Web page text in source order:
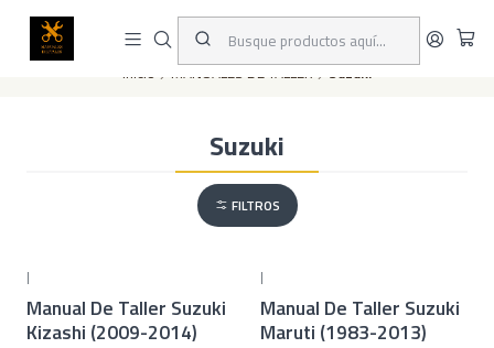
Este es el texto del slide
Inicio MANUALES DE TALLER Suzuki
Suzuki
FILTROS
|
Manual De Taller Suzuki
Kizashi (2009-2014)
|
Manual De Taller Suzuki
Maruti (1983-2013)